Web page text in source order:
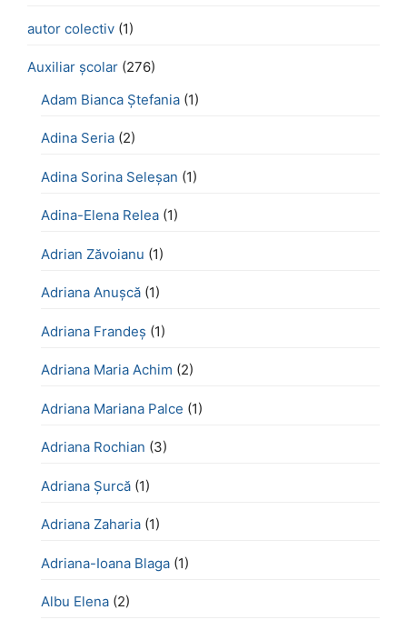
autor colectiv (1)
Auxiliar școlar (276)
Adam Bianca Ștefania (1)
Adina Seria (2)
Adina Sorina Seleșan (1)
Adina-Elena Relea (1)
Adrian Zăvoianu (1)
Adriana Anușcă (1)
Adriana Frandeș (1)
Adriana Maria Achim (2)
Adriana Mariana Palce (1)
Adriana Rochian (3)
Adriana Șurcă (1)
Adriana Zaharia (1)
Adriana-Ioana Blaga (1)
Albu Elena (2)